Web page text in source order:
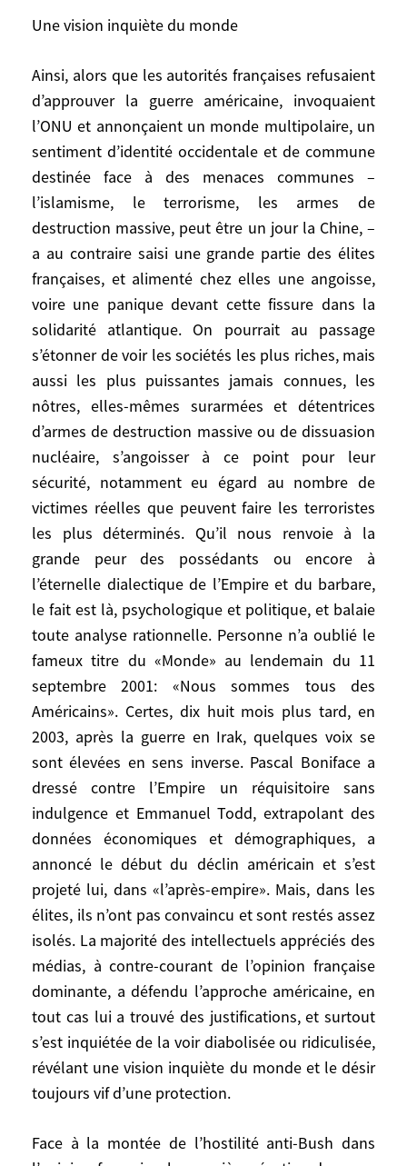
Une vision inquiète du monde
Ainsi, alors que les autorités françaises refusaient
d’approuver la guerre américaine, invoquaient
l’ONU et annonçaient un monde multipolaire, un
sentiment d’identité occidentale et de commune
destinée face à des menaces communes –
l’islamisme, le terrorisme, les armes de
destruction massive, peut être un jour la Chine, –
a au contraire saisi une grande partie des élites
françaises, et alimenté chez elles une angoisse,
voire une panique devant cette fissure dans la
solidarité atlantique. On pourrait au passage
s’étonner de voir les sociétés les plus riches, mais
aussi les plus puissantes jamais connues, les
nôtres, elles-mêmes surarmées et détentrices
d’armes de destruction massive ou de dissuasion
nucléaire, s’angoisser à ce point pour leur
sécurité, notamment eu égard au nombre de
victimes réelles que peuvent faire les terroristes
les plus déterminés. Qu’il nous renvoie à la
grande peur des possédants ou encore à
l’éternelle dialectique de l’Empire et du barbare,
le fait est là, psychologique et politique, et balaie
toute analyse rationnelle. Personne n’a oublié le
fameux titre du «Monde» au lendemain du 11
septembre 2001: «Nous sommes tous des
Américains». Certes, dix huit mois plus tard, en
2003, après la guerre en Irak, quelques voix se
sont élevées en sens inverse. Pascal Boniface a
dressé contre l’Empire un réquisitoire sans
indulgence et Emmanuel Todd, extrapolant des
données économiques et démographiques, a
annoncé le début du déclin américain et s’est
projeté lui, dans «l’après-empire». Mais, dans les
élites, ils n’ont pas convaincu et sont restés assez
isolés. La majorité des intellectuels appréciés des
médias, à contre-courant de l’opinion française
dominante, a défendu l’approche américaine, en
tout cas lui a trouvé des justifications, et surtout
s’est inquiétée de la voir diabolisée ou ridiculisée,
révélant une vision inquiète du monde et le désir
toujours vif d’une protection.
Face à la montée de l’hostilité anti-Bush dans
comme une communauté de valeurs plutôt
défensive de l’Atlantique Nord contre la
menace soviétique. Leurs messages de
solidarité et d’allégeance à Washington,
qui semble s’en moquer, restent sans
réponse.
Une vision inquiète du monde
Ainsi, alors que les autorités françaises
refusaient d’approuver la guerre
américaine, invoquaient l’ONU et
annonçaient un monde multipolaire, un
sentiment d’identité occidentale et de
commune destinée face à des menaces
communes – l’islamisme, le terrorisme, les
armes de destruction massive, peut être un
jour la Chine, – a au contraire saisi une
grande partie des élites françaises, et
alimenté chez elles une angoisse, voire
une panique devant cette fissure dans la
solidarité atlantique. On pourrait au
passage s’étonner de voir les sociétés les
plus riches, mais aussi les plus puissantes
jamais connues, les nôtres, elles-mêmes
surarmées et détentrices d’armes de
destruction massive ou de dissuasion
nucléaire, s’angoisser à ce point pour leur
sécurité, notamment eu égard au nombre
de victimes réelles que peuvent faire les
terroristes les plus déterminés. Qu’il nous
renvoie à la grande peur des possédants
ou encore à l’éternelle dialectique de
l’Empire et du barbare, le fait est là,
psychologique et politique, et balaie toute
analyse rationnelle. Personne n’a oublié le
fameux titre du «Monde» au lendemain du
11 septembre 2001: «Nous sommes tous
des Américains». Certes, dix huit mois plus
tard, en 2003, après la guerre en Irak,
quelques voix se sont élevées en sens
inverse. Pascal Boniface a dressé contre
l’Empire un réquisitoire sans indulgence et
Emmanuel Todd, extrapolant des données
économiques et démographiques, a
s’est projeté lui, dans «l’après-empire».